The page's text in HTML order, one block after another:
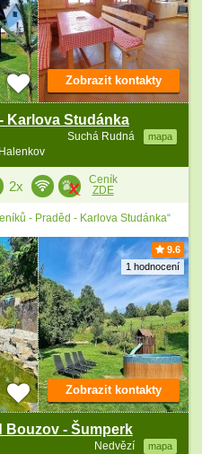
Karlova Studánka
Suchá Rudná mapa
Zobrazit kontakty
2x
Ceník
ZDE
- Praděd - Karlova Studánka“
9.6
1 hodnocení
Bouzov - Šumperk
Nedvězí mapa
Zobrazit kontakty